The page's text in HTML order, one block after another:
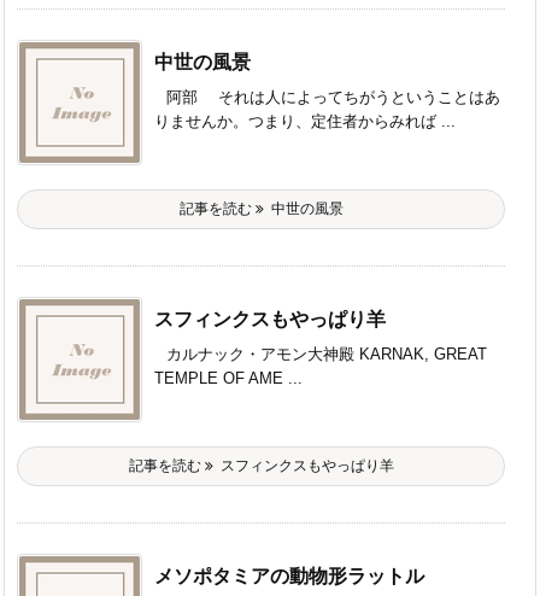
中世の風景
阿部 それは人によってちがうということはあ
りませんか。つまり、定住者からみれば ...
記事を読む 中世の風景
スフィンクスもやっぱり羊
カルナック・アモン大神殿 KARNAK, GREAT
TEMPLE OF AME ...
記事を読む スフィンクスもやっぱり羊
メソポタミアの動物形ラットル